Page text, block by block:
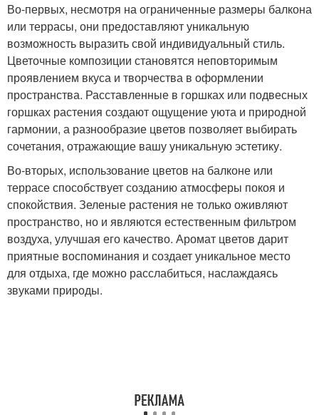
Во-первых, несмотря на ограниченные размеры балкона
или террасы, они предоставляют уникальную
возможность выразить свой индивидуальный стиль.
Цветочные композиции становятся неповторимым
проявлением вкуса и творчества в оформлении
пространства. Расставленные в горшках или подвесных
горшках растения создают ощущение уюта и природной
гармонии, а разнообразие цветов позволяет выбирать
сочетания, отражающие вашу уникальную эстетику.
Во-вторых, использование цветов на балконе или
террасе способствует созданию атмосферы покоя и
спокойствия. Зеленые растения не только оживляют
пространство, но и являются естественным фильтром
воздуха, улучшая его качество. Аромат цветов дарит
приятные воспоминания и создает уникальное место
для отдыха, где можно расслабиться, наслаждаясь
звуками природы.